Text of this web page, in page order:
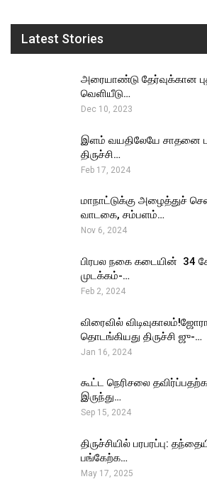
Latest Stories
அரையாண்டு தேர்வுக்கான
வெளியீடு…
Dec 10, 2023
இளம் வயதிலேயே சாதனை
திருச்சி…
Feb 17, 2024
மாநாட்டுக்கு அழைத்துச்
வாடகை, சம்பளம்…
Nov 6, 2024
பிரபல நகை கடையின் ₹ 34
முடக்கம்-…
Feb 2, 2024
விரைவில்
தொடங்கியது திருச்சி ஜு-…
Jan 16, 2024
கூட்ட நெரிசலை
இருந்து…
Sep 15, 2024
திருச்சியில் பரபரப்பு:
பங்கேற்க…
May 17, 2025